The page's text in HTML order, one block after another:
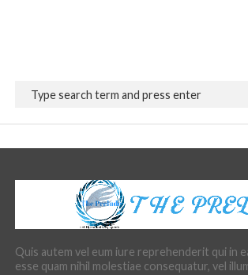
Quis autem vel eum iure reprehenderit qui in
esse quam nihil molestiae consequatur, vel